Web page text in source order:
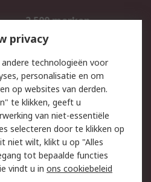
2.500 merken
Inkoopoplossingen
Email veiligheid
Websitevoorwaarden
privacy
technologieën voor
personalisatie en om
op websites van derden.
te klikken, geeft u
van niet-essentiële
selecteren door te klikken op
niet wilt, klikt u op "Alles
tot bepaalde functies
vindt u in ons cookiebeleid